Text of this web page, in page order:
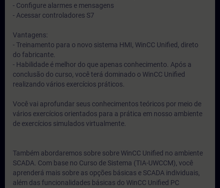
- Configure alarmes e mensagens
- Acessar controladores S7
Vantagens:
- Treinamento para o novo sistema HMI, WinCC Unified, direto
do fabricante.
- Habilidade é melhor do que apenas conhecimento. Após a
conclusão do curso, você terá dominado o WinCC Unified
realizando vários exercícios práticos.
Você vai aprofundar seus conhecimentos teóricos por meio de
vários exercícios orientados para a prática em nosso ambiente
de exercícios simulados virtualmente.
Também abordaremos sobre sobre WinCC Unified no ambiente
SCADA. Com base no Curso de Sistema (TIA-UWCCM), você
aprenderá mais sobre as opções básicas e SCADA individuais,
além das funcionalidades básicas do WinCC Unified PC